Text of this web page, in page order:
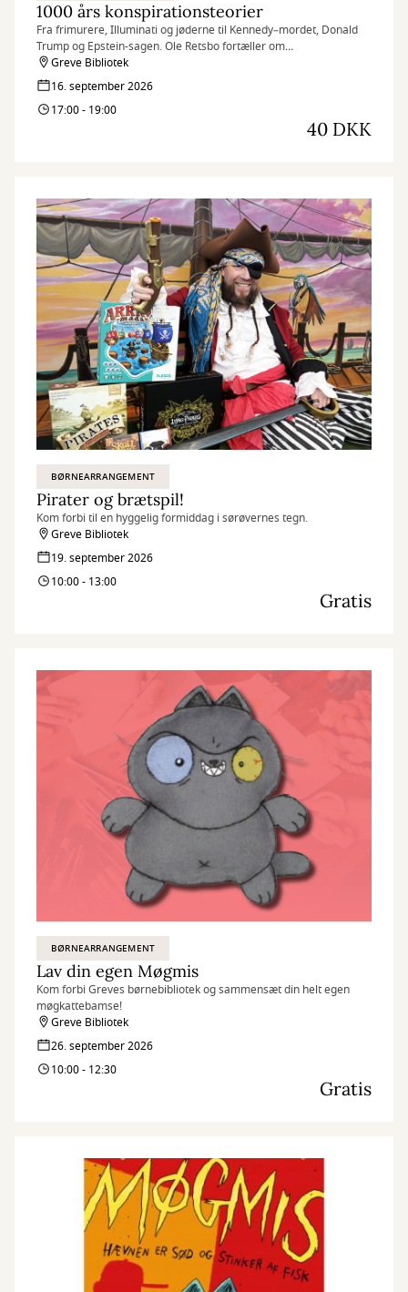
1000 års konspirationsteorier
Fra frimurere, Illuminati og jøderne til Kennedy–mordet, Donald
Trump og Epstein-sagen. Ole Retsbo fortæller om
konspirationsteoriernes brogede og ofte dramatiske historie -
hvorfor de opstod, hvem der startede dem, hvordan de bredte sig,
og hvilke konsekvenser de har fået.
Greve Bibliotek
16. september 2026
17:00 - 19:00
40 DKK
BØRNEARRANGEMENT
Pirater og brætspil!
Kom forbi til en hyggelig formiddag i sørøvernes tegn.
Greve Bibliotek
19. september 2026
10:00 - 13:00
Gratis
BØRNEARRANGEMENT
Lav din egen Møgmis
Kom forbi Greves børnebibliotek og sammensæt din helt egen
møgkattebamse!
Greve Bibliotek
26. september 2026
10:00 - 12:30
Gratis